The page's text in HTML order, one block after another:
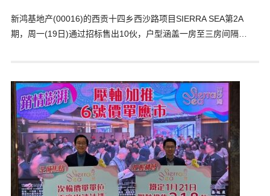
新鸿基地产(00016)的西贡十四乡西沙路项目SIERRA SEA第2A
期，周一(19日)通过招标售出10伙，户型涵盖一房至三房间隔…